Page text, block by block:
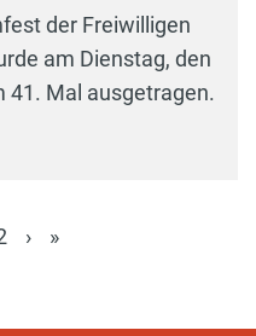
der Freiwilligen
am Dienstag, den
41. Mal ausgetragen.
› »